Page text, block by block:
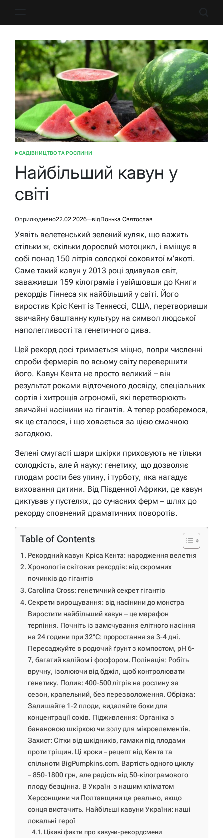
ОПУБЛІКУВАТИ
САДІВНИЦТВО ТА РОСЛИНИ
Найбільший кавун у
світі
Оприлюднено22.02.2026 відПонька Святослав
Уявіть велетенський зелений куляк, що важить
стільки ж, скільки дорослий мотоцикл, і вміщує в
собі понад 150 літрів солодкої соковитої м’якоті.
Саме такий кавун у 2013 році здивував світ,
заваживши 159 кілограмів і увійшовши до Книги
рекордів Гіннеса як найбільший у світі. Його
виростив Кріс Кент із Теннессі, США, перетворивши
звичайну баштанну культуру на символ людської
наполегливості та генетичного дива.
Цей рекорд досі тримається міцно, попри численні
спроби фермерів по всьому світу перевершити
його. Кавун Кента не просто великий – він
результат роками відточеного досвіду, спеціальних
сортів і хитрощів агрономії, які перетворюють
звичайні насінини на гігантів. А тепер розберемося,
як це сталося, і що ховається за цією смачною
загадкою.
Зелені смугасті шари шкірки приховують не тільки
солодкість, але й науку: генетику, що дозволяє
плодам рости без упину, і турботу, яка нагадує
виховання дитини. Від Південної Африки, де кавун
диктував у пустелях, до сучасних ферм – шлях до
рекорду сповнений драматичних поворотів.
Table of Contents
Рекордний кавун Кріса Кента: народження велетня
Хронологія світових рекордів: від скромних
починків до гігантів
Carolina Cross: генетичний секрет гігантів
Секрети вирощування: від насінини до монстра
Виростити найбільший кавун – це марафон
терпіння. Почніть із замочування елітного насіння
на 24 години при 32°C: проростання за 3-4 дні.
Пересаджуйте в родючий ґрунт з компостом, pH 6-
7, багатий калійом і фосфором. Полінація: Робіть
вручну, ізолюючи від бджіл, щоб контролювати
генетику. Полив: 400-500 літрів на рослину за
сезон, крапельний, без перезволоження. Обрізка:
Залишайте 1-2 плоди, видаляйте боки для
концентрації соків. Підживлення: Органіка з
банановою шкіркою чи золу для мікроелементів.
Захист: Сітки від шкідників, гамаки під плодами
проти тріщин. Ці кроки – рецепт від Кента та
спільноти BigPumpkins.com. Вартість одного циклу
– 850-1800 грн, але радість від 50-кілограмового
плоду безцінна. В Україні з нашим кліматом
Херсонщини чи Полтавщини це реально, якщо
сонця вистачить. Найбільші кавуни України: наші
локальні герої
Цікаві факти про кавуни-рекордсмени